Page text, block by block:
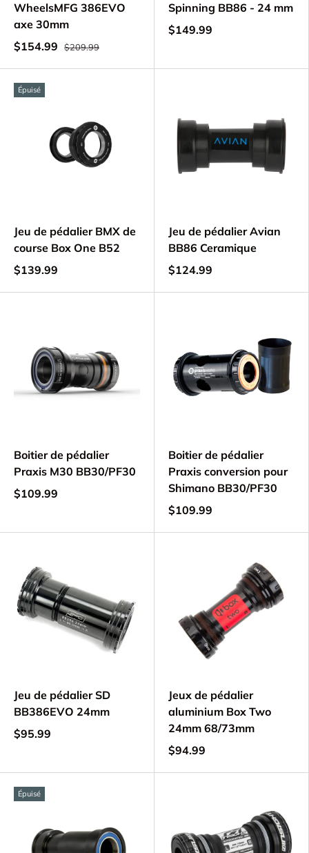
WheelsMFG 386EVO
axe 30mm
$154.99
$209.99
Spinning BB86 - 24 mm
$149.99
Épuisé
Jeu de pédalier BMX de
course Box One B52
$139.99
Jeu de pédalier Avian
BB86 Ceramique
$124.99
Boitier de pédalier
Praxis M30 BB30/PF30
$109.99
Boitier de pédalier
Praxis conversion pour
Shimano BB30/PF30
$109.99
Jeu de pédalier SD
BB386EVO 24mm
$95.99
Jeux de pédalier
aluminium Box Two
24mm 68/73mm
$94.99
Épuisé